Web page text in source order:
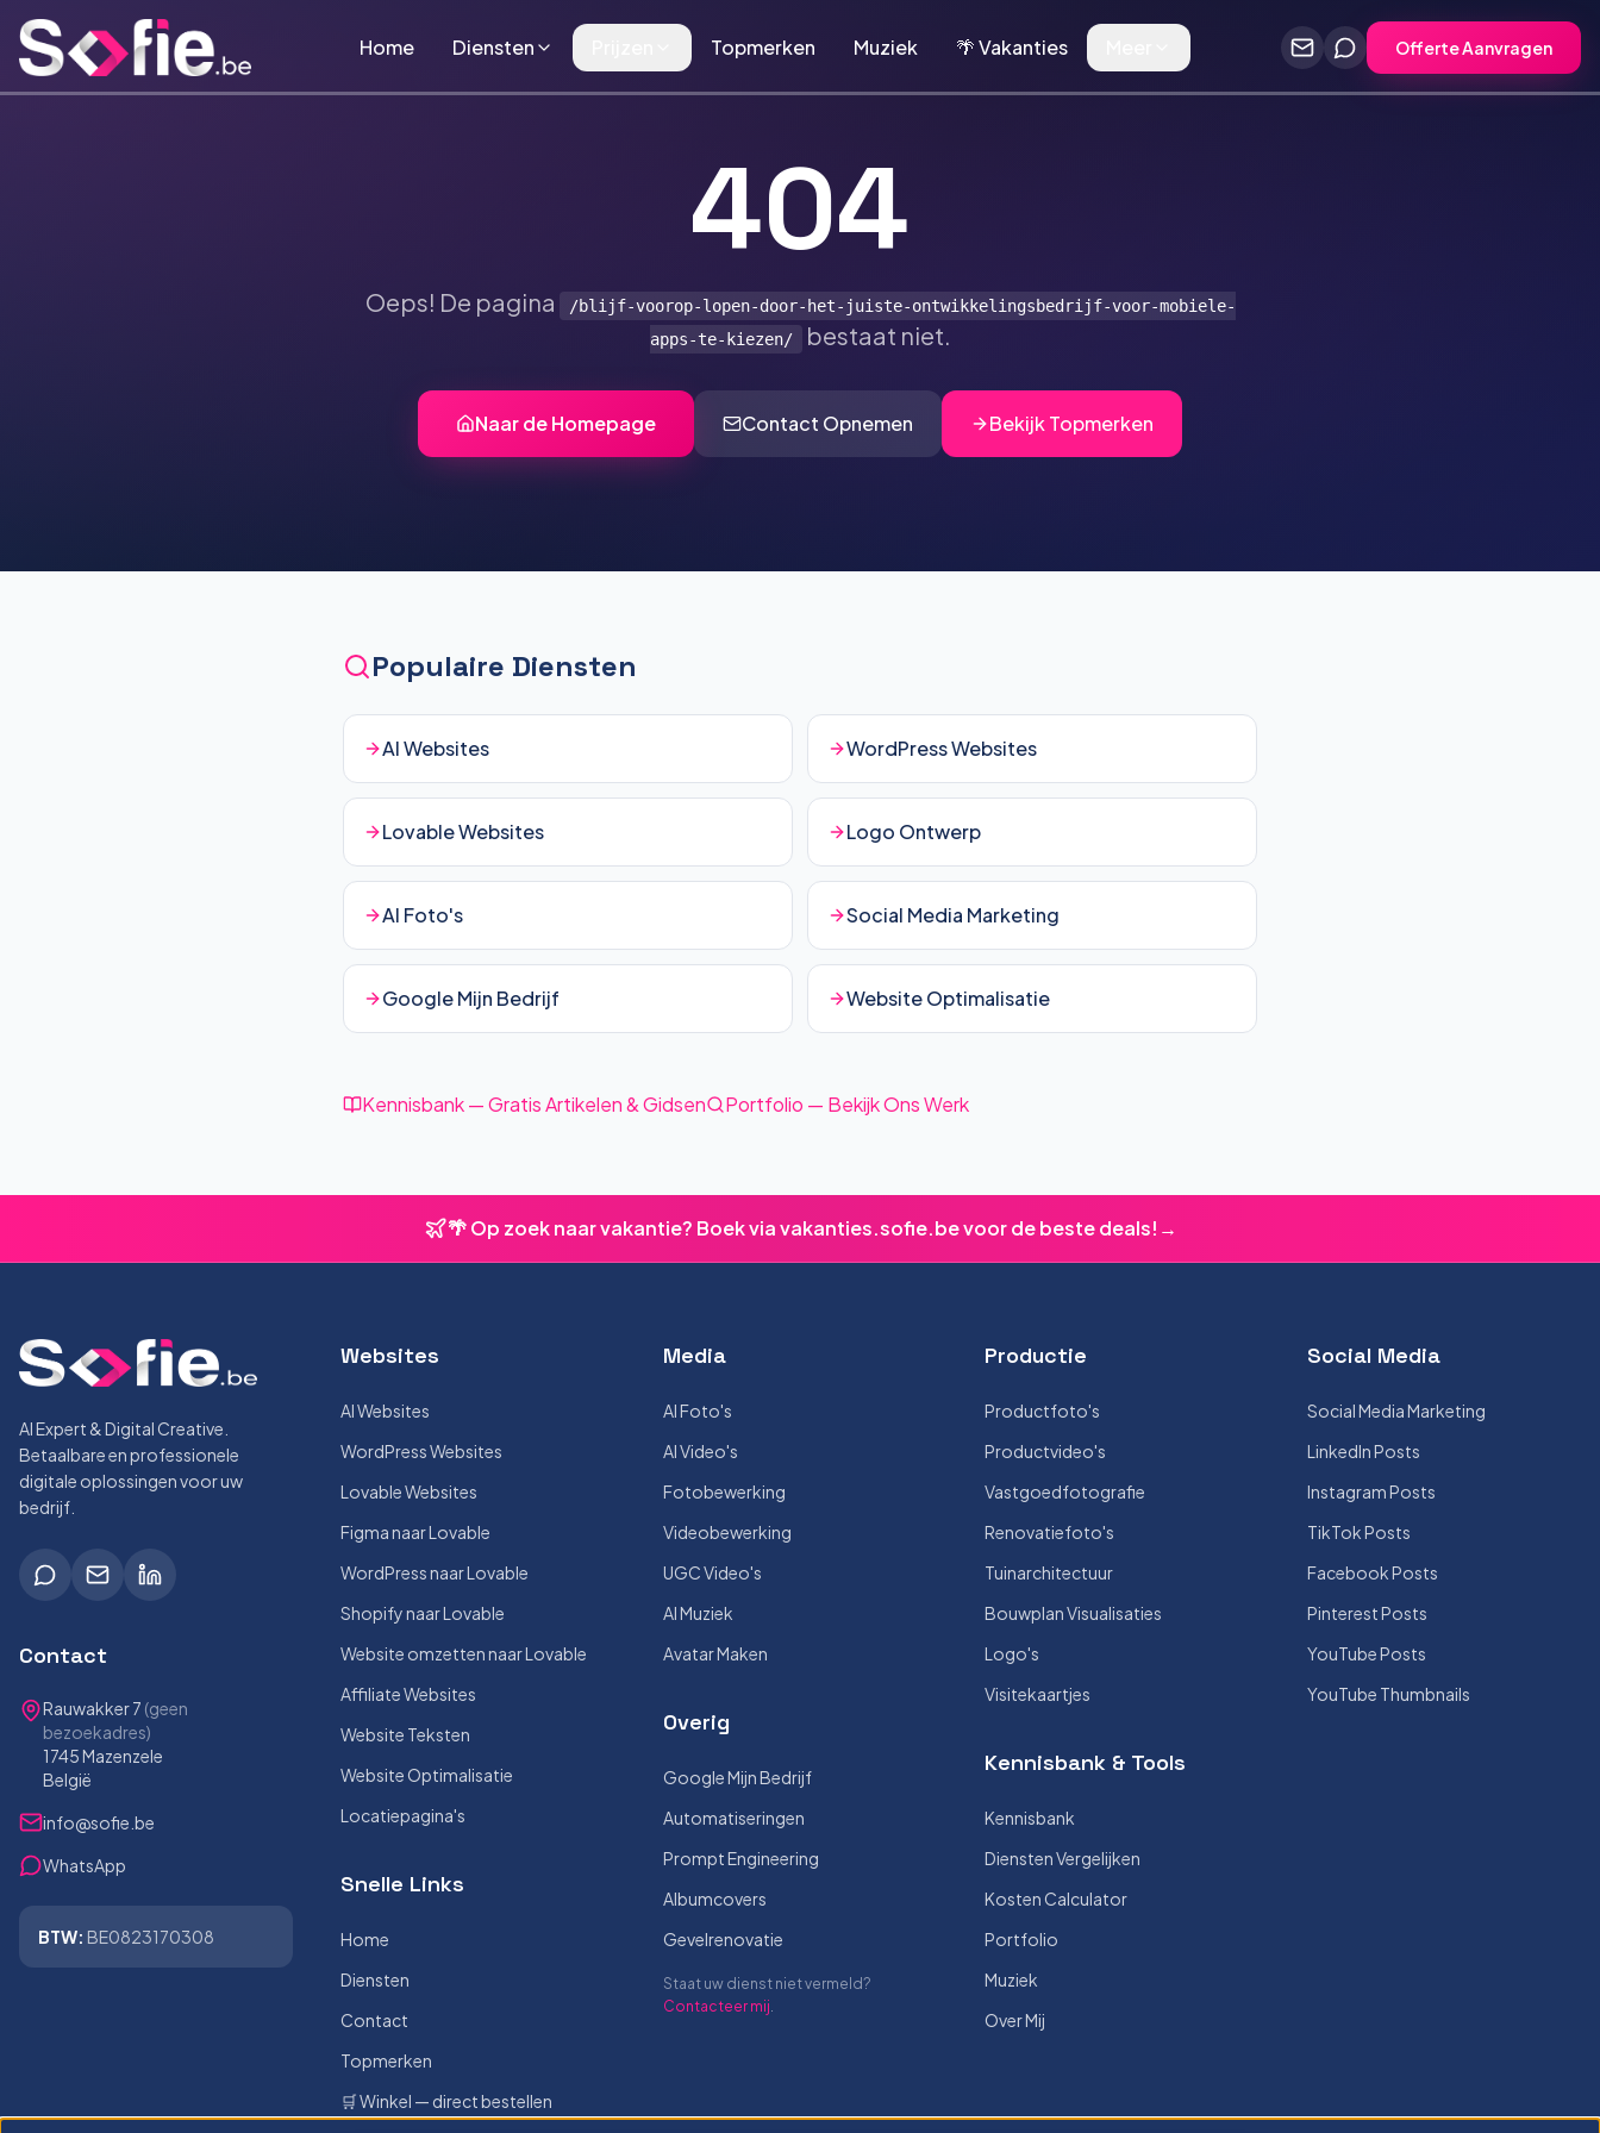
Home
Diensten Topmerken Muziek 🌴 Vakanties Offerte Aanvragen
404
Oeps! De pagina
/blijf-voorop-lopen-door-het-juiste-ontwikkelingsbedrijf-voor-mobiele-
apps-te-kiezen/ bestaat niet.
Naar de Homepage Contact Opnemen Bekijk Topmerken
Populaire Diensten
AI Websites WordPress Websites
Lovable Websites Logo Ontwerp
AI Foto's Social Media Marketing
Google Mijn Bedrijf Website Optimalisatie
Kennisbank — Gratis Artikelen & Gidsen Portfolio — Bekijk Ons Werk
🌴 Op zoek naar vakantie? Boek via vakanties.sofie.be voor de beste deals! →
AI Expert & Digital Creative.
Betaalbare en professionele
digitale oplossingen voor uw
bedrijf.
Contact
Rauwakker 7 (geen
bezoekadres)
1745 Mazenzele
België
info@sofie.be
WhatsApp
BTW: BE0823170308
Websites
AI Websites
WordPress Websites
Lovable Websites
Figma naar Lovable
WordPress naar Lovable
Shopify naar Lovable
Website omzetten naar Lovable
Affiliate Websites
Website Teksten
Website Optimalisatie
Locatiepagina's
Snelle Links
Home
Diensten
Contact
Topmerken
🛒 Winkel — direct bestellen
Media
AI Foto's
AI Video's
Fotobewerking
Videobewerking
UGC Video's
AI Muziek
Avatar Maken
Overig
Google Mijn Bedrijf
Automatiseringen
Prompt Engineering
Albumcovers
Gevelrenovatie
Staat uw dienst niet vermeld?
Contacteer mij.
Productie
Productfoto's
Productvideo's
Vastgoedfotografie
Renovatiefoto's
Tuinarchitectuur
Bouwplan Visualisaties
Logo's
Visitekaartjes
Kennisbank & Tools
Kennisbank
Diensten Vergelijken
Kosten Calculator
Portfolio
Muziek
Over Mij
Social Media
Social Media Marketing
LinkedIn Posts
Instagram Posts
TikTok Posts
Facebook Posts
Pinterest Posts
YouTube Posts
YouTube Thumbnails